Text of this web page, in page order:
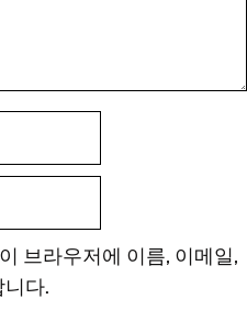
브라우저에 이름, 이메일,
다.